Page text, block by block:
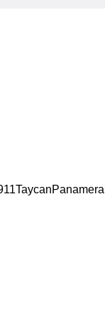
TaycanPanamera